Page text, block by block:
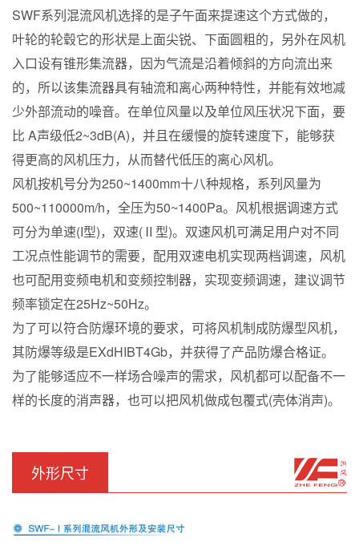
SWF系列混流风机选择的是子午面来提速这个方式做的，
叶轮的轮毂它的形状是上面尖锐、下面圆粗的，另外在风机
入口设有锥形集流器，因为气流是沿着倾斜的方向流出来
的，所以该集流器具有轴流和离心两种特性，并能有效地减
少外部流动的噪音。在单位风量以及单位风压状况下面，要
比 A声级低2~3dB(A)，并且在缓慢的旋转速度下，能够获
得更高的风机压力，从而替代低压的离心风机。
风机按机号分为250~1400mm十八种规格，系列风量为
500~110000m/h，全压为50~1400Pa。风机根据调速方式
可分为单速(I型)，双速(Ⅱ型)。双速风机可满足用户对不同
工况点性能调节的需要，配用双速电机实现两档调速，风机
也可配用变频电机和变频控制器，实现变频调速，建议调节
频率锁定在25Hz~50Hz。
为了可以符合防爆环境的要求，可将风机制成防爆型风机，
其防爆等级是EXdHIBT4Gb，并获得了产品防爆合格证。
为了能够适应不一样场合噪声的需求，风机都可以配备不一
样的长度的消声器，也可以把风机做成包覆式(壳体消声)。
外形尺寸